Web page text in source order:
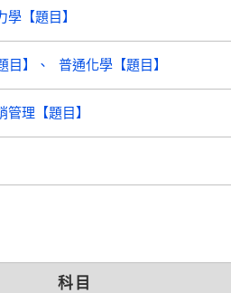
學【題目】
】 普通化學【題目】
管理【題目】
科目